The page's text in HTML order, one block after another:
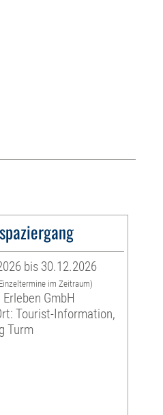
bis 30.12.2026
im Zeitraum)
GmbH
Tourist-Information,
Turm